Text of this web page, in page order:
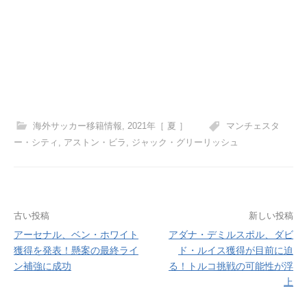
海外サッカー移籍情報, 2021年［ 夏 ］
マンチェスタ
ー・シティ
アストン・ビラ ジャック・グリーリッシュ
投
稿
ナ
古い投稿
アーセナル、ベン・ホワイト
獲得を発表！懸案の最終ライ
ン補強に成功
新しい投稿
アダナ・デミルスポル、ダビ
ド・ルイス獲得が目前に迫
る！トルコ挑戦の可能性が浮
上